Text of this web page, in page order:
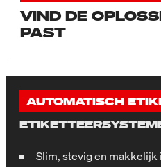
VIND DE
PAST
AUTOMATISCH
Slim, stevig en